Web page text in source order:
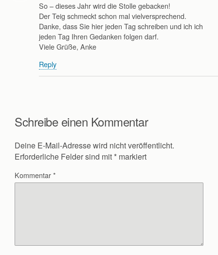
So – dieses Jahr wird die Stolle gebacken!
Der Teig schmeckt schon mal vielversprechend.
Danke, dass Sie hier jeden Tag schreiben und ich ich
jeden Tag Ihren Gedanken folgen darf.
Viele Grüße, Anke
Reply
Schreibe einen Kommentar
Deine E-Mail-Adresse wird nicht veröffentlicht.
Erforderliche Felder sind mit * markiert
Kommentar*